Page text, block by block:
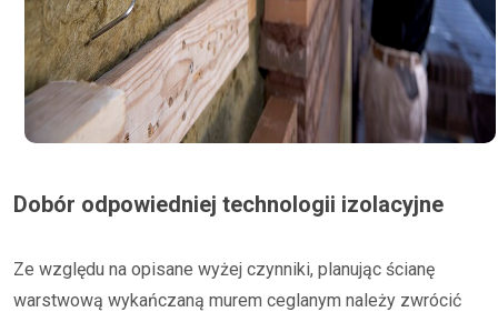
Dobór odpowiedniej technologii izolacyjne
Ze względu na opisane wyżej czynniki, planując ścianę
warstwową wykańczaną murem ceglanym należy zwrócić